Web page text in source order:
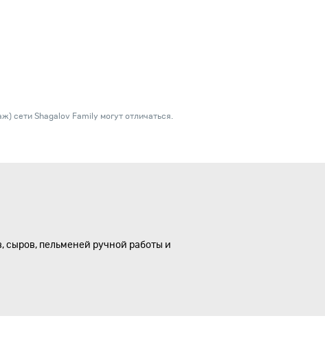
сети Shagalov Family могут отличаться.
сыров, пельменей ручной работы и